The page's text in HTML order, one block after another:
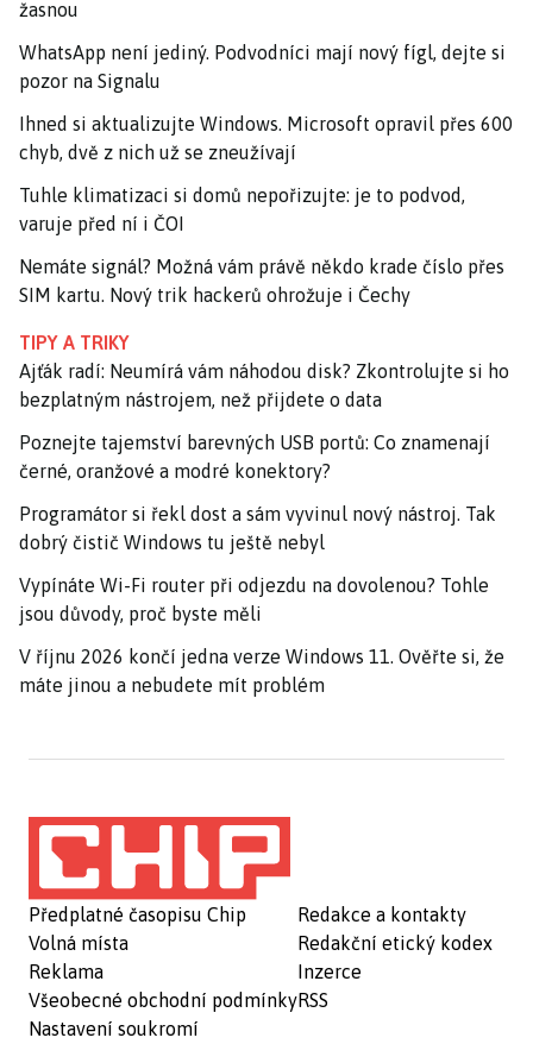
žasnou
WhatsApp není jediný. Podvodníci mají nový fígl, dejte si
pozor na Signalu
Ihned si aktualizujte Windows. Microsoft opravil přes 600
chyb, dvě z nich už se zneužívají
Tuhle klimatizaci si domů nepořizujte: je to podvod,
varuje před ní i ČOI
Nemáte signál? Možná vám právě někdo krade číslo přes
SIM kartu. Nový trik hackerů ohrožuje i Čechy
TIPY A TRIKY
Ajťák radí: Neumírá vám náhodou disk? Zkontrolujte si ho
bezplatným nástrojem, než přijdete o data
Poznejte tajemství barevných USB portů: Co znamenají
černé, oranžové a modré konektory?
Programátor si řekl dost a sám vyvinul nový nástroj. Tak
dobrý čistič Windows tu ještě nebyl
Vypínáte Wi-Fi router při odjezdu na dovolenou? Tohle
jsou důvody, proč byste měli
V říjnu 2026 končí jedna verze Windows 11. Ověřte si, že
máte jinou a nebudete mít problém
Předplatné časopisu Chip
Volná místa
Reklama
Všeobecné obchodní podmínky
Nastavení soukromí
Redakce a kontakty
Redakční etický kodex
Inzerce
RSS